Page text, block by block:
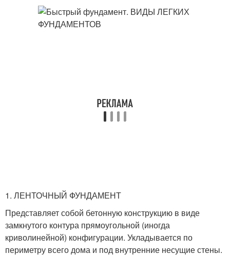
1. ЛЕНТОЧНЫЙ ФУНДАМЕНТ
Представляет собой бетонную конструкцию в виде
замкнутого контура прямоугольной (иногда
криволинейной) конфигурации. Укладывается по
периметру всего дома и под внутренние несущие стены.